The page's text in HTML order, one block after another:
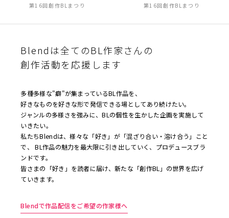
第16回創作BLまつり 第16回創作BLまつり
Blendは全てのBL作家さんの
創作活動を応援します
多種多様な"癖"が集まっているBL作品を、
好きなものを好きな形で発信できる場としてあり続けたい。
ジャンルの多様さを強みに、BLの個性を生かした企画を実施して
いきたい。
私たちBlendは、様々な「好き」が「混ざり合い・溶け合う」こと
で、 BL作品の魅力を最大限に引き出していく、プロデュースブラ
ンドです。
皆さまの「好き」を読者に届け、新たな「創作BL」の世界を広げ
ていきます。
Blendで作品配信をご希望の作家様へ